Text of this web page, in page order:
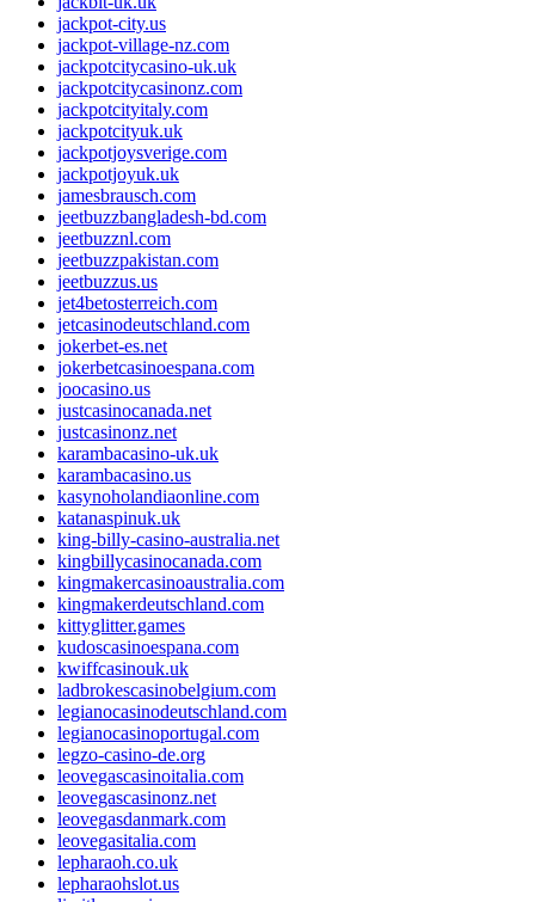
jackpot-city.us
jackpot-village-nz.com
jackpotcitycasino-uk.uk
jackpotcitycasinonz.com
jackpotcityitaly.com
jackpotcityuk.uk
jackpotjoysverige.com
jackpotjoyuk.uk
jamesbrausch.com
jeetbuzzbangladesh-bd.com
jeetbuzznl.com
jeetbuzzpakistan.com
jeetbuzzus.us
jet4betosterreich.com
jetcasinodeutschland.com
jokerbet-es.net
jokerbetcasinoespana.com
joocasino.us
justcasinocanada.net
justcasinonz.net
karambacasino-uk.uk
karambacasino.us
kasynoholandiaonline.com
katanaspinuk.uk
king-billy-casino-australia.net
kingbillycasinocanada.com
kingmakercasinoaustralia.com
kingmakerdeutschland.com
kittyglitter.games
kudoscasinoespana.com
kwiffcasinouk.uk
ladbrokescasinobelgium.com
legianocasinodeutschland.com
legianocasinoportugal.com
legzo-casino-de.org
leovegascasinoitalia.com
leovegascasinonz.net
leovegasdanmark.com
leovegasitalia.com
lepharaoh.co.uk
lepharaohslot.us